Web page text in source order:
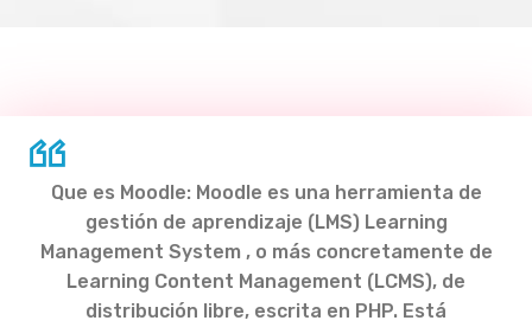
Que es Moodle: Moodle es una herramienta de
gestión de aprendizaje (LMS) Learning
Management System , o más concretamente de
Learning Content Management (LCMS), de
distribución libre, escrita en PHP. Está